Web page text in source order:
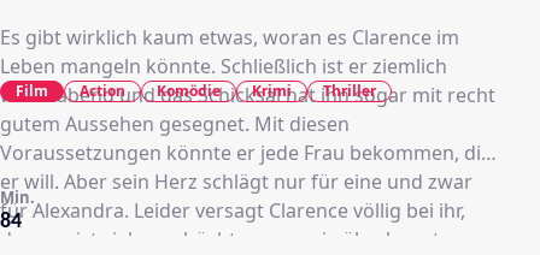
Es gibt wirklich kaum etwas, woran es Clarence im
Leben mangeln könnte. Schließlich ist er ziemlich
wohlhabend und das Schicksal hat ihn sogar mit recht
gutem Aussehen gesegnet. Mit diesen
Voraussetzungen könnte er jede Frau bekommen, die
er will. Aber sein Herz schlägt nur für eine und zwar
für Alexandra. Leider versagt Clarence völlig bei ihr,
denn er ist viel zu schüchtern, um sie überhaupt
84
Min.
Film Action Komödie Krimi Thriller